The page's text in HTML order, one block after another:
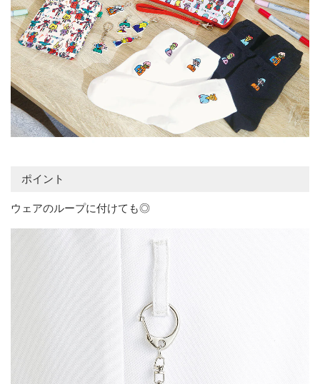
ポイント
ウェアのループに付けても◎